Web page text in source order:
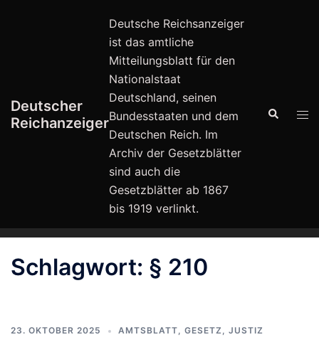
Deutscher
Reichanzeiger
Deutsche Reichsanzeiger
ist das amtliche
Mitteilungsblatt für den
Nationalstaat
Deutschland, seinen
Bundesstaaten und dem
Deutschen Reich. Im
Archiv der Gesetzblätter
sind auch die
Gesetzblätter ab 1867
bis 1919 verlinkt.
Suche
Schlagwort: § 210
23. OKTOBER 2025 AMTSBLATT, GESETZ , JUSTIZ